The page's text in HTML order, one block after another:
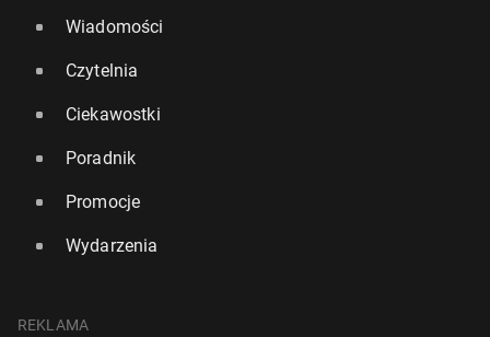
Wiadomości
Czytelnia
Ciekawostki
Poradnik
Promocje
Wydarzenia
REKLAMA